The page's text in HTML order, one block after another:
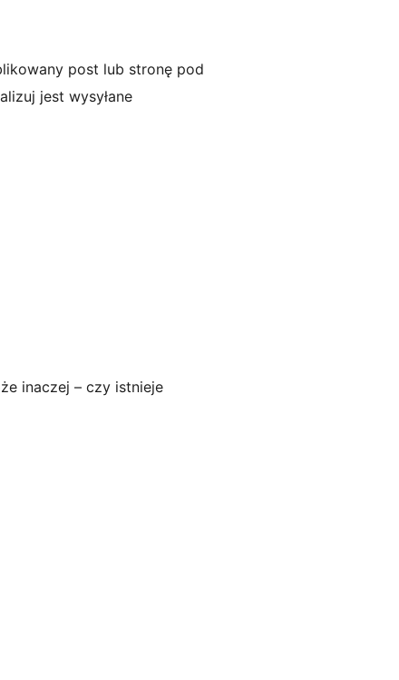
post lub stronę pod
jest wysyłane
inaczej – czy istnieje